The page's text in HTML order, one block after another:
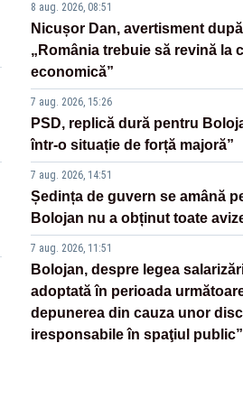
8 aug. 2026, 08:51
Nicușor Dan, avertisment
„România trebuie să revină la
economică”
7 aug. 2026, 15:26
PSD, replică dură pentru
într-o situație de forță majoră”
7 aug. 2026, 14:51
Ședința de guvern se amână
Bolojan nu a obținut toate
7 aug. 2026, 11:51
Bolojan, despre legea
adoptată în perioada
depunerea din cauza unor
iresponsabile în spaţiul public”